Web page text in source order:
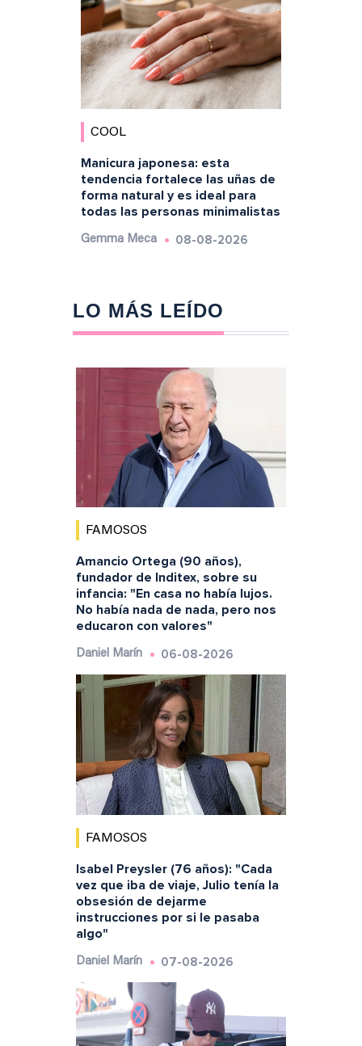
COOL
Manicura japonesa: esta
tendencia fortalece las uñas de
forma natural y es ideal para
todas las personas minimalistas
Gemma Meca 08-08-2026
LO MÁS LEÍDO
FAMOSOS
Amancio Ortega (90 años),
fundador de Inditex, sobre su
infancia: "En casa no había lujos.
No había nada de nada, pero nos
educaron con valores"
Daniel Marín 06-08-2026
FAMOSOS
Isabel Preysler (76 años): "Cada
vez que iba de viaje, Julio tenía la
obsesión de dejarme
instrucciones por si le pasaba
algo"
Daniel Marín 07-08-2026